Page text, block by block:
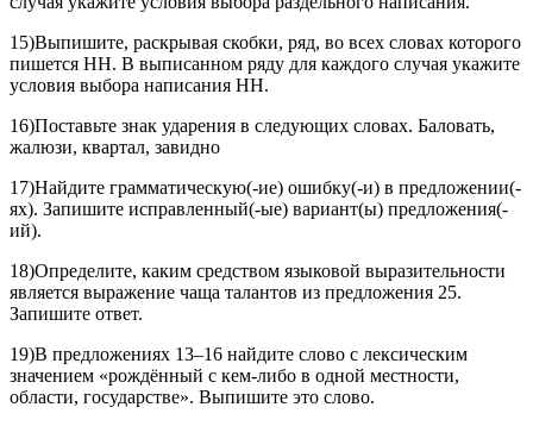
15)Выпишите, раскрывая скобки, ряд, во всех словах которого
пишется НН. В выписанном ряду для каждого случая укажите
условия выбора написания НН.
16)Поставьте знак ударения в следующих словах. Баловать,
жалюзи, квартал, завидно
17)Найдите грамматическую(-ие) ошибку(-и) в предложении(-
ях). Запишите исправленный(-ые) вариант(ы) предложения(-
ий).
18)Определите, каким средством языковой выразительности
является выражение чаща талантов из предложения 25.
Запишите ответ.
19)В предложениях 13–16 найдите слово с лексическим
значением «рождённый с кем-либо в одной местности,
области, государстве». Выпишите это слово.